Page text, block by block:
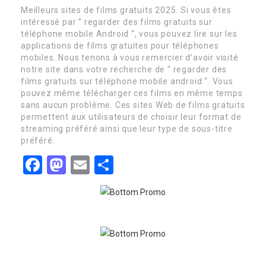
Meilleurs sites de films gratuits 2025. Si vous êtes
intéressé par ” regarder des films gratuits sur
téléphone mobile Android “, vous pouvez lire sur les
applications de films gratuites pour téléphones
mobiles. Nous tenons à vous remercier d’avoir visité
notre site dans votre recherche de ” regarder des
films gratuits sur téléphone mobile android “. Vous
pouvez même télécharger ces films en même temps
sans aucun problème. Ces sites Web de films gratuits
permettent aux utilisateurs de choisir leur format de
streaming préféré ainsi que leur type de sous-titre
préféré.
Facebook
Mastodon
Email